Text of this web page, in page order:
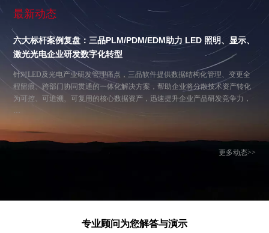
最新动态
六大标杆案例复盘：三品PLM/PDM/EDM助力 LED 照明、显示、
激光光电企业研发数字化转型
针对LED及光电产业研发管理痛点，三品软件提供数据结构化管理、变更全
程留痕、跨部门协同贯通的一体化解决方案，帮助企业将分散技术资产转化
为可控、可追溯、可复用的核心数据资产，迅速提升企业产品研发竞争力，
…
更多动态>>
专业顾问为您解答与演示